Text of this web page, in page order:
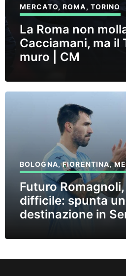
MERCATO,ROMA, TORINO
La Roma non
Cacciamani, ma il
muro | CM
BOLOGNA,FIORENTINA,
Futuro
difficile: spunta
destinazione in